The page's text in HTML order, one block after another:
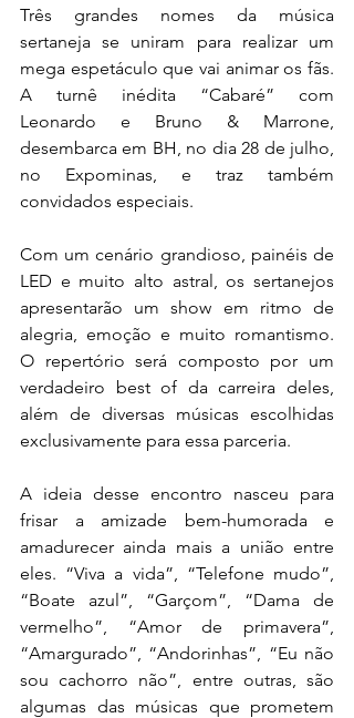
Três grandes nomes da música
sertaneja se uniram para realizar um
mega espetáculo que vai animar os fãs.
A turnê inédita “Cabaré” com
Leonardo e Bruno & Marrone,
desembarca em BH, no dia 28 de julho,
no Expominas, e traz também
convidados especiais.
Com um cenário grandioso, painéis de
LED e muito alto astral, os sertanejos
apresentarão um show em ritmo de
alegria, emoção e muito romantismo.
O repertório será composto por um
verdadeiro best of da carreira deles,
além de diversas músicas escolhidas
exclusivamente para essa parceria.
A ideia desse encontro nasceu para
frisar a amizade bem-humorada e
amadurecer ainda mais a união entre
eles. “Viva a vida”, “Telefone mudo”,
“Boate azul”, “Garçom”, “Dama de
vermelho”, “Amor de primavera”,
“Amargurado”, “Andorinhas”, “Eu não
sou cachorro não”, entre outras, são
algumas das músicas que prometem